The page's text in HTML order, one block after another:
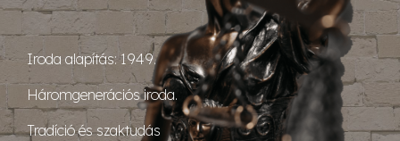
Iroda alapítás: 1949.
Háromgenerációs iroda.
Tradíció és szaktudás